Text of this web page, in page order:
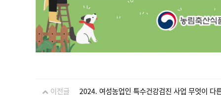
이전글 2024. 여성농업인 특수건강검진 사업 무엇이 다